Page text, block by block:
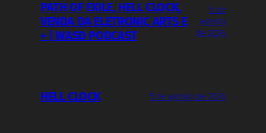
PATH OF EXILE, HELL CLOCK,
VENDA DA ELETRONIC ARTS E
+ | WASD PODCAST
6 de
agosto
de 2026
HELL CLOCK 5 de agosto de 2026